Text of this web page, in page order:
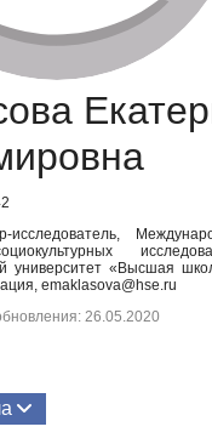
исследователь,
университет «Высшая
emaklasova@hse.ru
26.05.2020